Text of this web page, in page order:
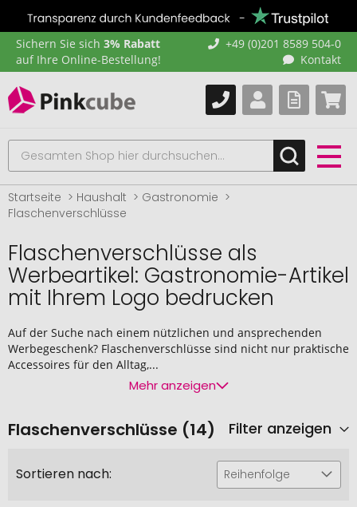
Sichern Sie sich 3% Rabatt
auf Ihre Online-Bestellung!
+49 (0)201 8589 504-0
Kontakt
Startseite Haushalt
Gastronomie
Flaschenverschlüsse
Flaschenverschlüsse als
Werbeartikel: Gastronomie-Artikel
mit Ihrem Logo bedrucken
Auf der Suche nach einem nützlichen und ansprechenden
Werbegeschenk? Flaschenverschlüsse sind nicht nur praktische
Accessoires für den Alltag,...
Mehr anzeigen
Flaschenverschlüsse (14) Filter anzeigen
Sortieren nach: Reihenfolge